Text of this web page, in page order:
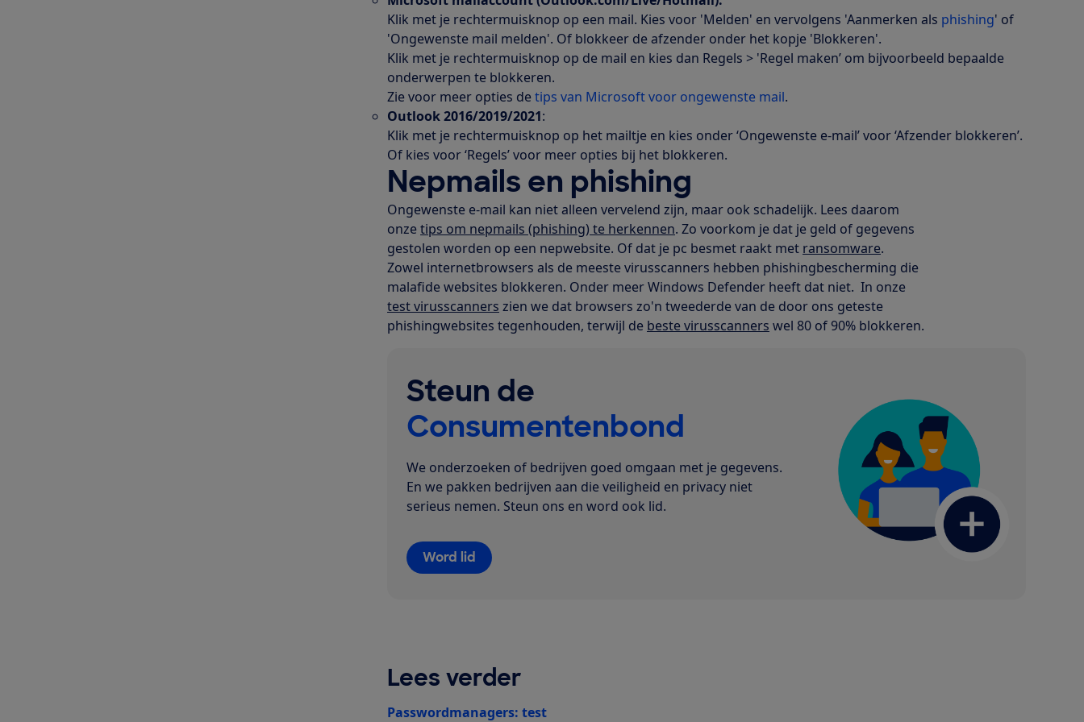
Klik met je rechtermuisknop op een mail. Kies voor 'Melden' en vervolgens 'Aanmerken als phishing' of
'Ongewenste mail melden'. Of blokkeer de afzender onder het kopje 'Blokkeren'.
Klik met je rechtermuisknop op de mail en kies dan Regels > 'Regel maken’ om bijvoorbeeld bepaalde
onderwerpen te blokkeren.
Zie voor meer opties detips van Microsoft voor ongewenste mail.
Outlook 2016/2019/2021:
Klik met je rechtermuisknop op het mailtje en kies onder ‘Ongewenste e-mail’ voor ‘Afzender blokkeren’.
Of kies voor ‘Regels’ voor meer opties bij het blokkeren.
Nepmails en phishing
Ongewenste e-mail kan niet alleen vervelend zijn, maar ook schadelijk. Lees daarom
onzetips om nepmails (phishing) te herkennen. Zo voorkom je dat je geld of gegevens
gestolen worden op een nepwebsite. Of dat je pc besmet raakt met ransomware.
Zowel internetbrowsers als de meeste virusscanners hebben phishingbescherming die
malafide websites blokkeren. Onder meer Windows Defender heeft dat niet. In onze
test virusscanners zien we dat browsers zo'n tweederde van de door ons geteste
phishingwebsites tegenhouden, terwijl de beste virusscanners wel 80 of 90% blokkeren.
Steun de
Consumentenbond
We onderzoeken of bedrijven goed omgaan met je gegevens.
En we pakken bedrijven aan die veiligheid en privacy niet
serieus nemen. Steun ons en word ook lid.
Word lid
Lees verder
Passwordmanagers: test